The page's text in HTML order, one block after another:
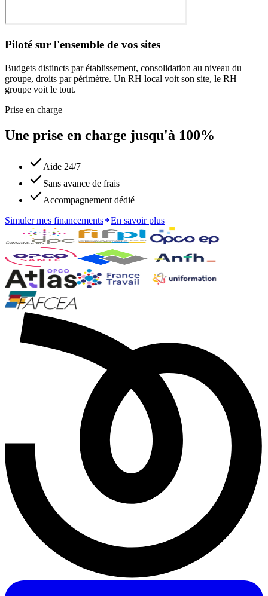
Piloté sur l'ensemble de vos sites
Budgets distincts par établissement, consolidation au niveau du
groupe, droits par périmètre. Un RH local voit son site, le RH
groupe voit le tout.
Prise en charge
Une prise en charge jusqu'à 100%
Aide 24/7
Sans avance de frais
Accompagnement dédié
Simuler mes financements
En savoir plus